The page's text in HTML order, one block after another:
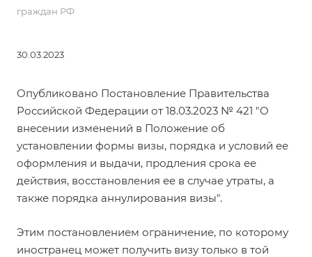
граждан РФ
30.03.2023
Опубликовано Постановление Правительства
Российской Федерации от 18.03.2023 № 421 "О
внесении изменений в Положение об
установлении формы визы, порядка и условий ее
оформления и выдачи, продления срока ее
действия, восстановления ее в случае утраты, а
также порядка аннулирования визы".
Этим постановлением ограничение, по которому
иностранец может получить визу только в той